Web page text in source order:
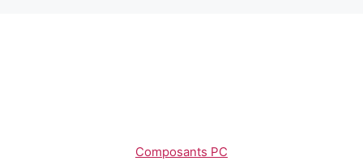
Composants PC